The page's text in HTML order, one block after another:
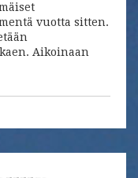
vuotta sitten.
Aikoinaan